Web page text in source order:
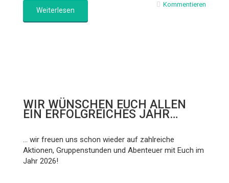
Weiterlesen
Kommentieren
WIR WÜNSCHEN EUCH ALLEN
EIN ERFOLGREICHES JAHR…
... wir freuen uns schon wieder auf zahlreiche
Aktionen, Gruppenstunden und Abenteuer mit Euch im
Jahr 2026!